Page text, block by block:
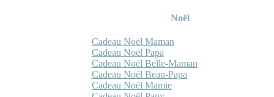
Noël
Cadeau Noël Maman
Cadeau Noël Papa
Cadeau Noël Belle-Maman
Cadeau Noël Beau-Papa
Cadeau Noël Mamie